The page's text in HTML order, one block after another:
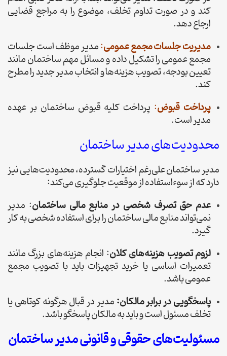
کند و در صورت تداوم تخلف، موضوع را به مراجع قضایی
ارجاع دهد.
مدیریت جلسات مجمع عمومی:مدیر موظف است جلسات
مجمع عمومی را تشکیل داده و مسائل مهم ساختمان مانند
تعیین بودجه، تصویب هزینه‌ها و انتخاب مدیر جدید را مطرح
کند.
پرداخت قبوض: پرداخت کلیه قبوض ساختمان بر عهده
مدیر است.
محدودیت‌های مدیر ساختمان
مدیر ساختمان علی‌رغم اختیارات گسترده، محدودیت‌هایی نیز
دارد که از سوءاستفاده از موقعیت جلوگیری می‌کند:
عدم حق تصرف شخصی در منابع مالی ساختمان: مدیر
نمی‌تواند منابع مالی ساختمان را برای استفاده شخصی به کار
گیرد.
لزوم تصویب هزینه‌های کلان: انجام هزینه‌های بزرگ مانند
تعمیرات اساسی یا خرید تجهیزات باید با تصویب مجمع
عمومی باشد.
پاسخگویی در برابر مالکان: مدیر در قبال هرگونه کوتاهی یا
تخلف مسئول است و باید به مالکان پاسخگو باشد.
مسئولیت‌های حقوقی و قانونی مدیر ساختمان